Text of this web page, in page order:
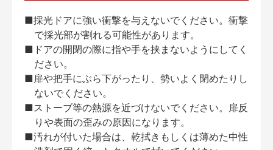
■採光ドアに強い衝撃を与えないでください。衝撃
で採光部が割れる可能性があります。
■ドアの開閉の際に指や手を挟まないようにしてく
ださい。
■扉や把手にぶら下がったり、勢いよく閉めたりし
ないでください。
■ストーブ等の熱源を近づけないでください。扉反
りや表面の歪みの原因になります。
■汚れが付いた場合は、乾拭きもしくは薄めた中性